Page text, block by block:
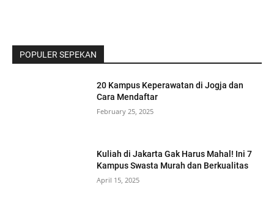
POPULER SEPEKAN
20 Kampus Keperawatan di Jogja dan
Cara Mendaftar
February 25, 2025
Kuliah di Jakarta Gak Harus Mahal! Ini 7
Kampus Swasta Murah dan Berkualitas
April 15, 2025